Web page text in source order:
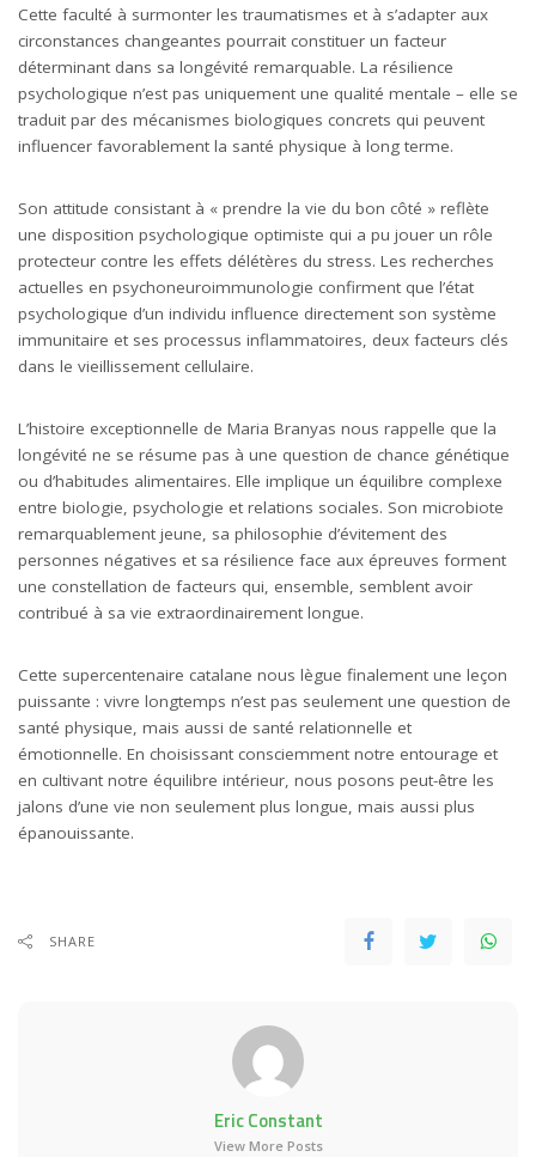
Cette faculté à surmonter les traumatismes et à s’adapter aux
circonstances changeantes pourrait constituer un facteur
déterminant dans sa longévité remarquable. La résilience
psychologique n’est pas uniquement une qualité mentale – elle se
traduit par des mécanismes biologiques concrets qui peuvent
influencer favorablement la santé physique à long terme.
Son attitude consistant à « prendre la vie du bon côté » reflète
une disposition psychologique optimiste qui a pu jouer un rôle
protecteur contre les effets délétères du stress. Les recherches
actuelles en psychoneuroimmunologie confirment que l’état
psychologique d’un individu influence directement son système
immunitaire et ses processus inflammatoires, deux facteurs clés
dans le vieillissement cellulaire.
L’histoire exceptionnelle de Maria Branyas nous rappelle que la
longévité ne se résume pas à une question de chance génétique
ou d’habitudes alimentaires. Elle implique un équilibre complexe
entre biologie, psychologie et relations sociales. Son microbiote
remarquablement jeune, sa philosophie d’évitement des
personnes négatives et sa résilience face aux épreuves forment
une constellation de facteurs qui, ensemble, semblent avoir
contribué à sa vie extraordinairement longue.
Cette supercentenaire catalane nous lègue finalement une leçon
puissante : vivre longtemps n’est pas seulement une question de
santé physique, mais aussi de santé relationnelle et
émotionnelle. En choisissant consciemment notre entourage et
en cultivant notre équilibre intérieur, nous posons peut-être les
jalons d’une vie non seulement plus longue, mais aussi plus
épanouissante.
SHARE
Eric Constant
View More Posts